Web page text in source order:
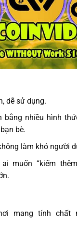
dễ sử dụng.
bằng nhiều hình
bè.
làm khó người
muốn “kiếm
mang tính chất